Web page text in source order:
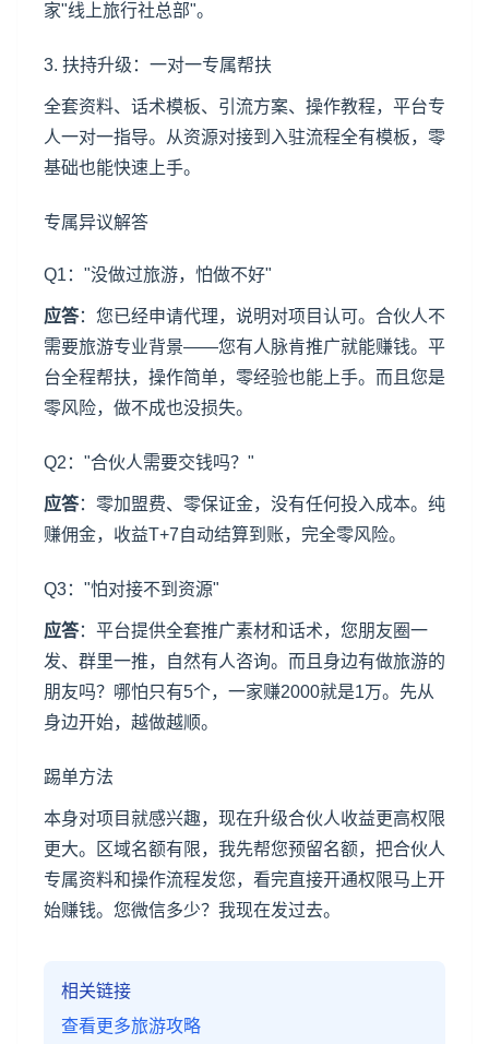
家"线上旅行社总部"。
3. 扶持升级：一对一专属帮扶
全套资料、话术模板、引流方案、操作教程，平台专
人一对一指导。从资源对接到入驻流程全有模板，零
基础也能快速上手。
专属异议解答
Q1："没做过旅游，怕做不好"
应答：您已经申请代理，说明对项目认可。合伙人不
需要旅游专业背景——您有人脉肯推广就能赚钱。平
台全程帮扶，操作简单，零经验也能上手。而且您是
零风险，做不成也没损失。
Q2："合伙人需要交钱吗？"
应答：零加盟费、零保证金，没有任何投入成本。纯
赚佣金，收益T+7自动结算到账，完全零风险。
Q3："怕对接不到资源"
应答：平台提供全套推广素材和话术，您朋友圈一
发、群里一推，自然有人咨询。而且身边有做旅游的
朋友吗？哪怕只有5个，一家赚2000就是1万。先从
身边开始，越做越顺。
踢单方法
本身对项目就感兴趣，现在升级合伙人收益更高权限
更大。区域名额有限，我先帮您预留名额，把合伙人
专属资料和操作流程发您，看完直接开通权限马上开
始赚钱。您微信多少？我现在发过去。
相关链接
查看更多旅游攻略